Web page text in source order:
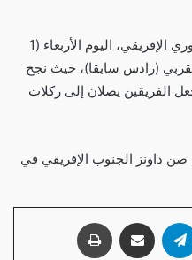
وأقيمت مباراة إياب نصف نهائي الدوري الإفريقي، اليوم الأربعاء (1
(رادس سابقا)، حيث نجح
الفريقين يصلان إلى ركلات
صن داونز الجنوب الإفريقي في
تيلقرام مشاركة عبر البريد